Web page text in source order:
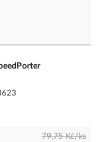
79,75 Kč/ks